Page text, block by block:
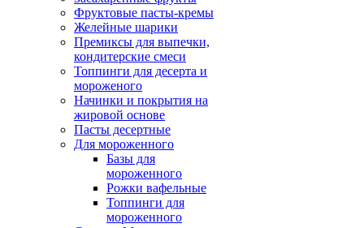
Фруктовые пасты-кремы
Желейные шарики
Премиксы для выпечки,
кондитерские смеси
Топпинги для десерта и
мороженого
Начинки и покрытия на
жировой основе
Пасты десертные
Для мороженного
Базы для
мороженного
Рожки вафельные
Топпинги для
мороженного